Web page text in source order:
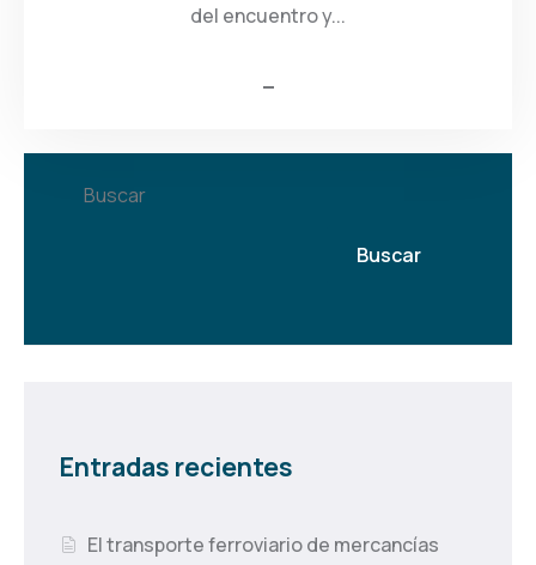
del encuentro y...
Buscar
Buscar
Entradas recientes
El transporte ferroviario de mercancías